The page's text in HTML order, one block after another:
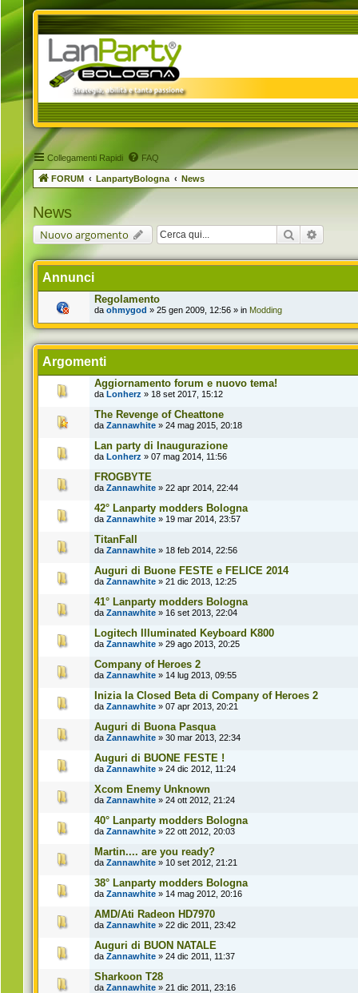
Collegamenti Rapidi FAQ
FORUM LanpartyBologna News
News
Nuovo argomento Cerca
Annunci
Regolamento
da ohmygod » 25 gen 2009, 12:56 » in Modding
Argomenti
Aggiornamento forum e nuovo tema!
da Lonherz » 18 set 2017, 15:12
The Revenge of Cheattone
da Zannawhite » 24 mag 2015, 20:18
Lan party di Inaugurazione
da Lonherz » 07 mag 2014, 11:56
FROGBYTE
da Zannawhite » 22 apr 2014, 22:44
42° Lanparty modders Bologna
da Zannawhite » 19 mar 2014, 23:57
TitanFall
da Zannawhite » 18 feb 2014, 22:56
Auguri di Buone FESTE e FELICE 2014
da Zannawhite » 21 dic 2013, 12:25
41° Lanparty modders Bologna
da Zannawhite » 16 set 2013, 22:04
Logitech Illuminated Keyboard K800
da Zannawhite » 29 ago 2013, 20:25
Company of Heroes 2
da Zannawhite » 14 lug 2013, 09:55
Inizia la Closed Beta di Company of Heroes 2
da Zannawhite » 07 apr 2013, 20:21
Auguri di Buona Pasqua
da Zannawhite » 30 mar 2013, 22:34
Auguri di BUONE FESTE !
da Zannawhite » 24 dic 2012, 11:24
Xcom Enemy Unknown
da Zannawhite » 24 ott 2012, 21:24
40° Lanparty modders Bologna
da Zannawhite » 22 ott 2012, 20:03
Martin.... are you ready?
da Zannawhite » 10 set 2012, 21:21
38° Lanparty modders Bologna
da Zannawhite » 14 mag 2012, 20:16
AMD/Ati Radeon HD7970
da Zannawhite » 22 dic 2011, 23:42
Auguri di BUON NATALE
da Zannawhite » 24 dic 2011, 11:37
Sharkoon T28
da Zannawhite » 21 dic 2011, 23:16